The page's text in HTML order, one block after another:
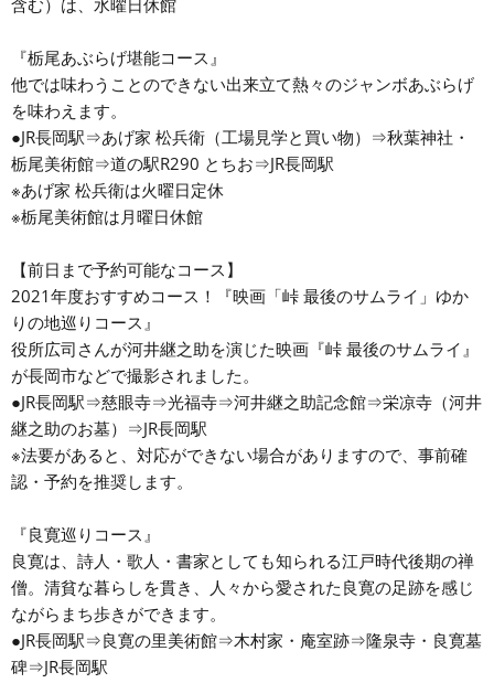
含む）は、水曜日休館
『栃尾あぶらげ堪能コース』
他では味わうことのできない出来立て熱々のジャンボあぶらげ
を味わえます。
●JR長岡駅⇒あげ家 松兵衛（工場見学と買い物）⇒秋葉神社・
栃尾美術館⇒道の駅R290 とちお⇒JR長岡駅
※あげ家 松兵衛は火曜日定休
※栃尾美術館は月曜日休館
【前日まで予約可能なコース】
2021年度おすすめコース！『映画「峠 最後のサムライ」ゆか
りの地巡りコース』
役所広司さんが河井継之助を演じた映画『峠 最後のサムライ』
が長岡市などで撮影されました。
●JR長岡駅⇒慈眼寺⇒光福寺⇒河井継之助記念館⇒栄凉寺（河井
継之助のお墓）⇒JR長岡駅
※法要があると、対応ができない場合がありますので、事前確
認・予約を推奨します。
『良寛巡りコース』
良寛は、詩人・歌人・書家としても知られる江戸時代後期の禅
僧。清貧な暮らしを貫き、人々から愛された良寛の足跡を感じ
ながらまち歩きができます。
●JR長岡駅⇒良寛の里美術館⇒木村家・庵室跡⇒隆泉寺・良寛墓
碑⇒JR長岡駅